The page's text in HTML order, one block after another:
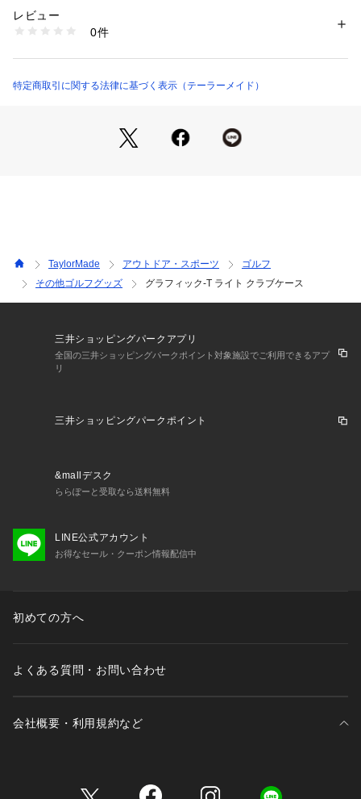
商品番号：
UN773 （ショップ）
レビュー
0件
特定商取引に関する法律に基づく表示（テーラーメイド）
TaylorMade アウトドア・スポーツ
ゴルフ
その他ゴルフグッズ
グラフィック-T ライト クラブケース
三井ショッピングパークアプリ
全国の三井ショッピングパークポイント対象施設でご利用できるアプ
リ
三井ショッピングパークポイント
&mallデスク
ららぽーと受取なら送料無料
LINE公式アカウント
お得なセール・クーポン情報配信中
初めての方へ
よくある質問・お問い合わせ
会社概要・利用規約など